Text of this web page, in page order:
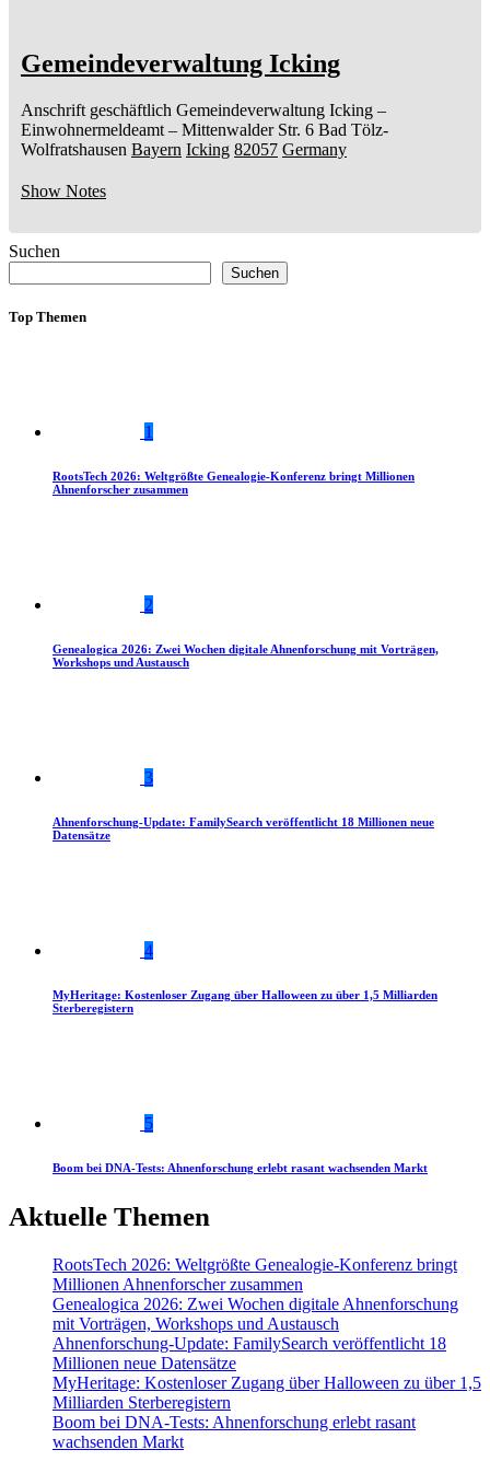
Gemeindeverwaltung Icking
Anschrift geschäftlich Gemeindeverwaltung Icking –
Einwohnermeldeamt – Mittenwalder Str. 6 Bad Tölz-
Wolfratshausen Bayern Icking 82057 Germany
Show Notes
Suchen
Suchen
Top Themen
1
RootsTech 2026: Weltgrößte Genealogie-Konferenz bringt Millionen
Ahnenforscher zusammen
2
Genealogica 2026: Zwei Wochen digitale Ahnenforschung mit Vorträgen,
Workshops und Austausch
3
Ahnenforschung-Update: FamilySearch veröffentlicht 18 Millionen neue
Datensätze
4
MyHeritage: Kostenloser Zugang über Halloween zu über 1,5 Milliarden
Sterberegistern
5
Boom bei DNA-Tests: Ahnenforschung erlebt rasant wachsenden Markt
Aktuelle Themen
RootsTech 2026: Weltgrößte Genealogie-Konferenz bringt
Millionen Ahnenforscher zusammen
Genealogica 2026: Zwei Wochen digitale Ahnenforschung
mit Vorträgen, Workshops und Austausch
Ahnenforschung-Update: FamilySearch veröffentlicht 18
Millionen neue Datensätze
MyHeritage: Kostenloser Zugang über Halloween zu über 1,5
Milliarden Sterberegistern
Boom bei DNA-Tests: Ahnenforschung erlebt rasant
wachsenden Markt